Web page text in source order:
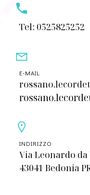
Tel: 0525825252
E-MAIL
INDIRIZZO
Via Leonardo da
43041 Bedonia